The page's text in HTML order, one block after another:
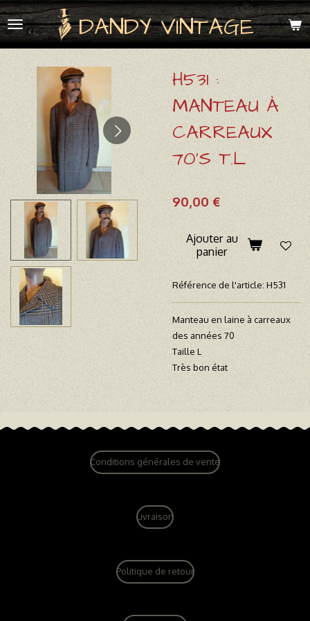
Passer
au
contenu
DANDY VINTAGE
H531 :
MANTEAU À
CARREAUX
70'S T.L
90,00 €
Ajouter au
panier
Référence de l'article: H531
Manteau en laine à carreaux
des années 70
Taille L
Très bon état
Conditions générales de vente
Livraison
Politique de retour